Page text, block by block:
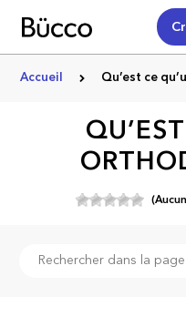
Accueil Qu’est ce